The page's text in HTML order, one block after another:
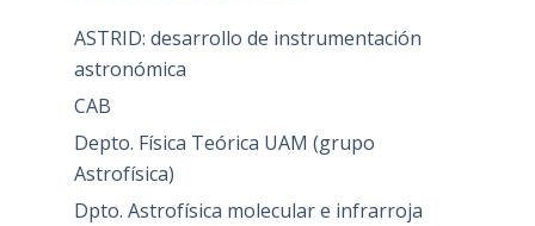
ASTRID: desarrollo de instrumentación
astronómica
CAB
Depto. Física Teórica UAM (grupo
Astrofísica)
Dpto. Astrofísica molecular e infrarroja